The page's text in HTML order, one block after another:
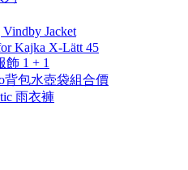
Jacket
Kajka X-Lätt 45
飾 1 + 1
背包水壺袋組合價
雨衣褲